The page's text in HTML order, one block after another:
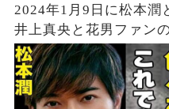
2024年1月9日に松本
井上真央と花男ファン
らの圧力にも耐えマス
ステルス交際で花男婚
で圧力緩和か！